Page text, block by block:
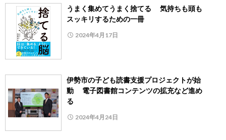
うまく集めてうまく捨てる 気持ちも頭も
スッキリするための一冊
2024年4月17日
伊勢市の子ども読書支援プロジェクトが始
動 電子図書館コンテンツの拡充など進め
る
2024年4月24日